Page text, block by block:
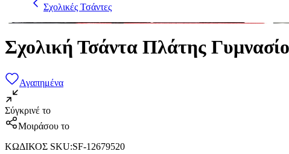
Σχολικές Τσάντες
Σχολική Τσάντα Πλάτης
Αγαπημένα
Σύγκρινέ το
Μοιράσου το
ΚΩΔΙΚΟΣ SKU:SF-12679520